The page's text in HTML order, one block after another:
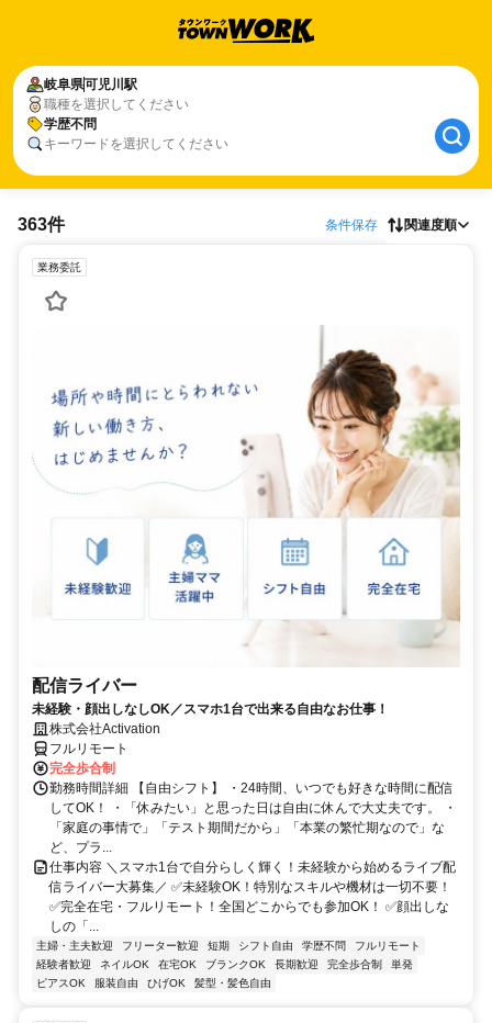
岐阜県可児川駅
職種を選択してください
学歴不問
キーワードを選択してください
363件 条件保存 関連度順
業務委託
配信ライバー
未経験・顔出しなしOK／スマホ1台で出来る自由なお仕事！
株式会社Activation
フルリモート
完全歩合制
勤務時間詳細 【自由シフト】 ・24時間、いつでも好きな時間に配信
してOK！ ・「休みたい」と思った日は自由に休んで大丈夫です。 ・
「家庭の事情で」「テスト期間だから」「本業の繁忙期なので」な
ど、プラ...
仕事内容 ＼スマホ1台で自分らしく輝く！未経験から始めるライブ配
信ライバー大募集／ ✅未経験OK！特別なスキルや機材は一切不要！
✅完全在宅・フルリモート！全国どこからでも参加OK！ ✅顔出しな
しの「...
主婦・主夫歓迎 フリーター歓迎 短期 シフト自由 学歴不問
フルリモート
経験者歓迎
ネイルOK 在宅OK ブランクOK 長期歓迎 完全歩合制
単発
ピアスOK
服装自由 ひげOK 髪型・髪色自由